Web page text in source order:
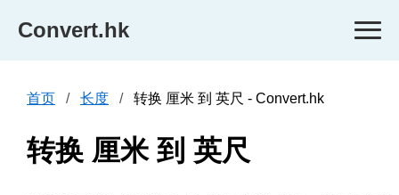
Convert.hk
首页 长度 转换 厘米 到 英尺 - Convert.hk
转换 厘米 到 英尺